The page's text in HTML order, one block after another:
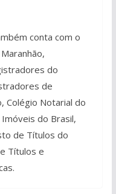
conta com o
do
de
Colégio Notarial do
do Brasil,
de Títulos do
Títulos e